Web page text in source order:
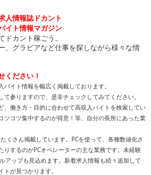
人情報誌ドカント
イト情報マガジン
カント稼ごう。
、グラビアなど仕事を探しながら様々な情
ください！
イト情報を幅広く掲載しております。
参りますので、是非チェックしてみてください。
、働き方・目的に合わせて高収入バイトを検索してい
ツコツ集中するのが得意！等、自分の長所にあった業
くさん掲載しています。PCを使って、各種数値化さ
するのがPCオペレーターの主な業務です。未経験
アップも見込めます。新着求人情報も続々追加して
が見つかります。